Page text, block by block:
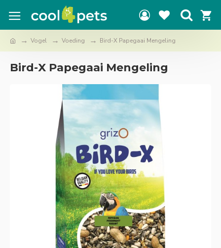
Vogel Voeding Bird-X Papegaai Mengeling
Bird-X Papegaai Mengeling